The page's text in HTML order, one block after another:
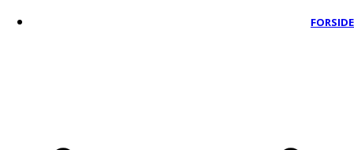
FORSIDE